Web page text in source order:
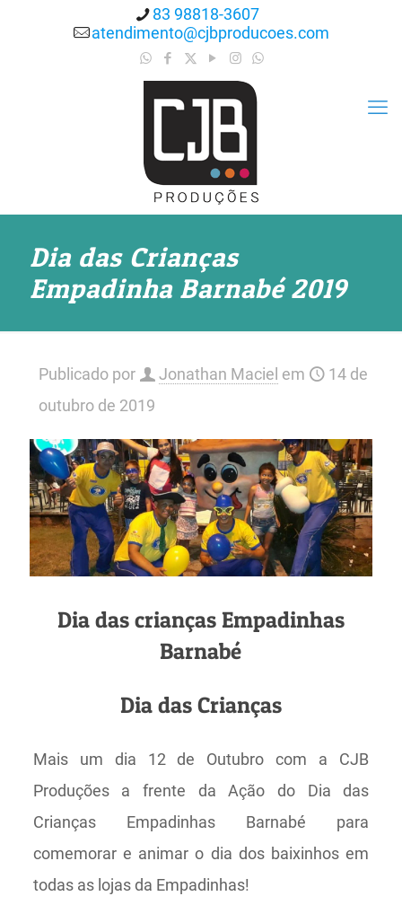
83 98818-3607
atendimento@cjbproducoes.com
Dia das Crianças
Empadinha Barnabé 2019
Publicado por Jonathan Maciel em
14 de
outubro de 2019
Dia das crianças Empadinhas
Barnabé
Dia das Crianças
Mais um dia 12 de Outubro com a CJB
Produções a frente da Ação do Dia das
Crianças Empadinhas Barnabé para
comemorar e animar o dia dos baixinhos em
todas as lojas da Empadinhas!